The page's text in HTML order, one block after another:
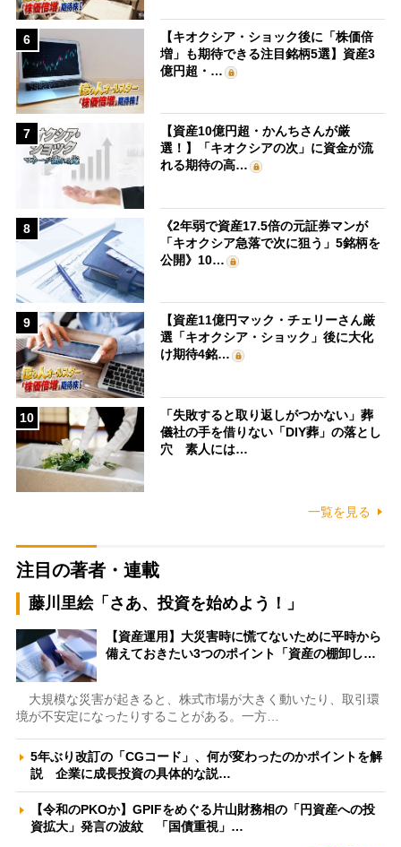
6
【キオクシア・ショック後に「株価倍
増」も期待できる注目銘柄5選】資産3
億円超・…
7
【資産10億円超・かんちさんが厳
選！】「キオクシアの次」に資金が流
れる期待の高…
8
《2年弱で資産17.5倍の元証券マンが
「キオクシア急落で次に狙う」5銘柄を
公開》10…
9
【資産11億円マック・チェリーさん厳
選「キオクシア・ショック」後に大化
け期待4銘…
10
「失敗すると取り返しがつかない」葬
儀社の手を借りない「DIY葬」の落とし
穴 素人には…
一覧を見る
注目の著者・連載
藤川里絵「さあ、投資を始めよう！」
【資産運用】大災害時に慌てないために平時から
備えておきたい3つのポイント「資産の棚卸し…
大規模な災害が起きると、株式市場が大きく動いたり、取引環
境が不安定になったりすることがある。一方…
5年ぶり改訂の「CGコード」、何が変わったのかポイントを解
説 企業に成長投資の具体的な説…
【令和のPKOか】GPIFをめぐる片山財務相の「円資産への投
資拡大」発言の波紋 「国債重視」…